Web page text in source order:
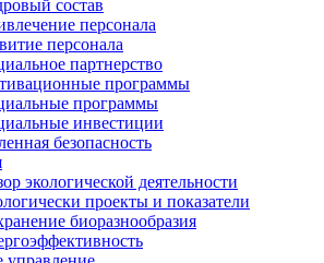
состав
персонала
персонала
партнерство
программы
программы
инвестиции
безопасность
экологической деятельности
проекты и показатели
биоразнообразия